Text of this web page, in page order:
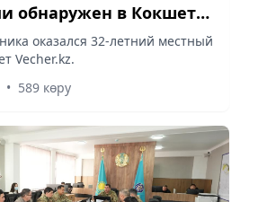
обнаружен в Кокшетау
оказался 32-летний местный
Vecher.kz.
• 589 көру